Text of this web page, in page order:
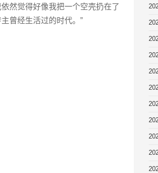
然觉得好像我把一个空壳扔在了
曾经生活过的时代。”